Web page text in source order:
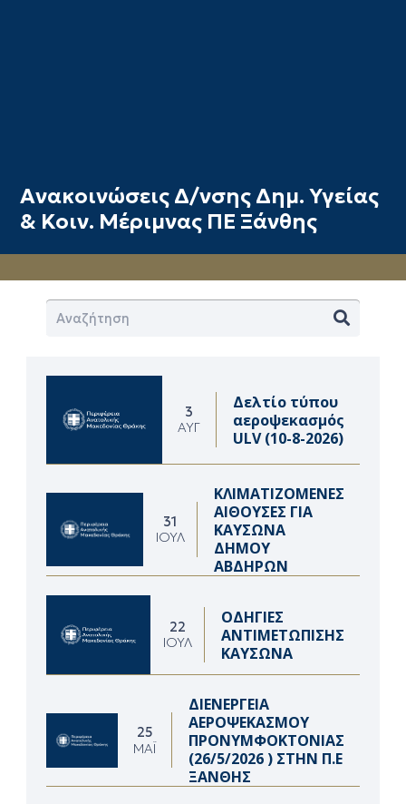
Ανακοινώσεις Δ/νσης Δημ. Υγείας
& Κοιν. Μέριμνας ΠΕ Ξάνθης
3
ΑΥΓ
Δελτίο τύπου
αεροψεκασμός
ULV (10-8-2026)
31
ΙΟΎΛ
ΚΛΙΜΑΤΙΖΟΜΕΝΕΣ
ΑΙΘΟΥΣΕΣ ΓΙΑ
ΚΑΥΣΩΝΑ
ΔΗΜΟΥ
ΑΒΔΗΡΩΝ
22
ΙΟΎΛ
ΟΔΗΓΙΕΣ
ΑΝΤΙΜΕΤΩΠΙΣΗΣ
ΚΑΥΣΩΝΑ
25
ΜΆΙ
ΔΙΕΝΕΡΓΕΙΑ
ΑΕΡΟΨΕΚΑΣΜΟΥ
ΠΡΟΝΥΜΦΟΚΤΟΝΙΑΣ
(26/5/2026 ) ΣΤΗΝ Π.Ε
ΞΑΝΘΗΣ